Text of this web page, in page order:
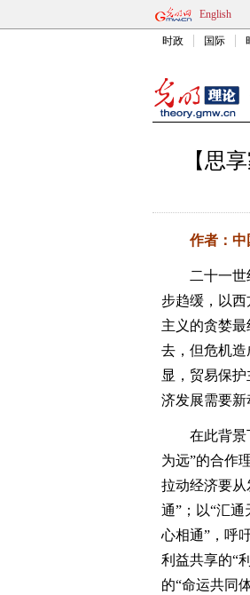
English
时政 国际
【思
作者：中
二十一世纪
步趋缓，以
主义的贪婪
去，但危机
显，贸易保
济发展需要新
在此背景下
为远”的合作
拉动经济要从
通”；以“汇
心相通”，呼
利益共享的“
的“命运共同体